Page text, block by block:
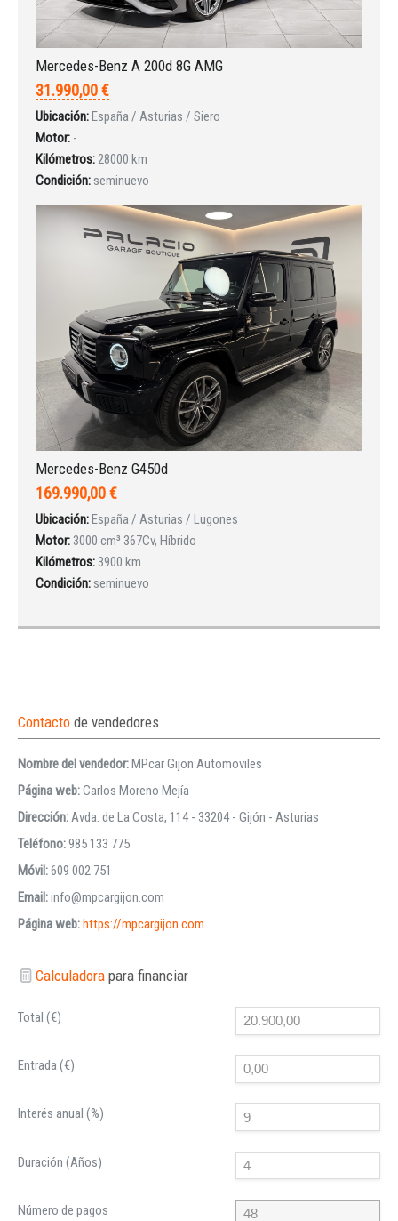
¿Ha olvidado la contraseña?
Mercedes-Benz A 200d 8G AMG
31.990,00 €
Ubicación:España / Asturias / Siero
Motor: -
Kilómetros:28000 km
Condición: seminuevo
Mercedes-Benz G450d
169.990,00 €
Ubicación:España / Asturias / Lugones
Motor: 3000 cm³ 367Cv, Híbrido
Kilómetros: 3900 km
Condición: seminuevo
Contacto de vendedores
Nombre del vendedor:MPcar Gijon Automoviles
Página web:Carlos Moreno Mejía
Dirección:Avda. de La Costa, 114 - 33204 - Gijón - Asturias
Teléfono:985 133 775
Móvil:609 002 751
Email:info@mpcargijon.com
Página web:https://mpcargijon.com
Calculadorapara financiar
Total (€)
Entrada (€)
Interés anual (%)
Duración (Años)
Número de pagos